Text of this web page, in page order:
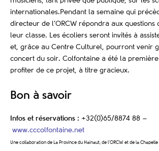
internationales.Pendant la semaine qui
directeur de l’ORCW répondra aux questions
leur classe. Les écoliers seront invités à
et, grâce au Centre Culturel, pourront venir
concert du soir. Colfontaine a été la
profiter de ce projet, à titre gracieux.
Bon à savoir
Infos et réservations : +32(0)65/8874 88 –
www.cccolfontaine.net
Une collaboration de La Province du Hainaut, de l’ORCW et de la